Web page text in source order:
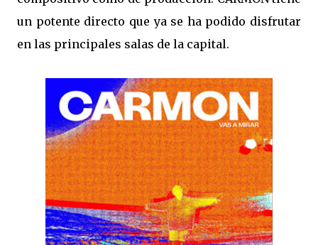
un potente directo que ya se ha podido disfrutar
en las principales salas de la capital.